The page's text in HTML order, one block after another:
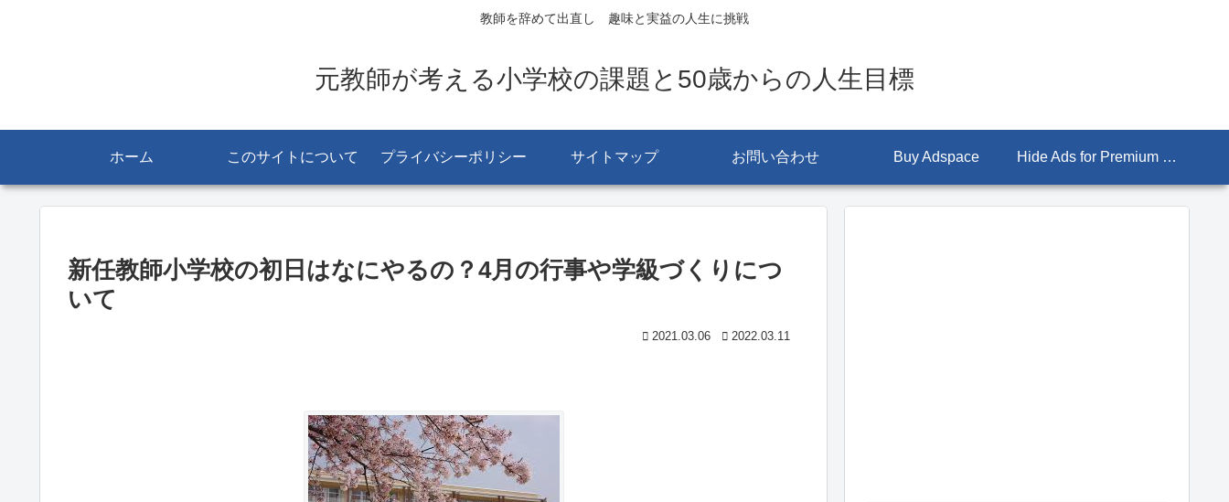
教師を辞めて出直し 趣味と実益の人生に挑戦
元教師が考える小学校の課題と50歳からの人生目標
ホーム このサイトについて プライバシーポリシー サイトマップ お問い合わせ Buy Adspace Hide Ads for Premium Members
新任教師小学校の初日はなにやるの？4月の行事や学級づくりにつ
いて
2021.03.06 2022.03.11